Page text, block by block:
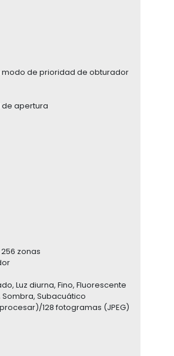
modo de prioridad de obturador
de apertura
zonas
Luz diurna, Fino, Fluorescente
Subacuático
128 fotogramas (JPEG)